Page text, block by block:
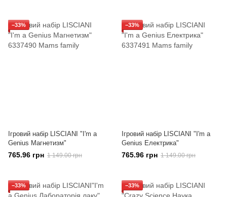
−33%
Ігровий набір LISCIANI "I'm a
Genius Магнетизм"
765.96 грн 1 149.00 грн
−33%
Ігровий набір LISCIANI "I'm a
Genius Електрика"
765.96 грн 1 149.00 грн
−33% −33%